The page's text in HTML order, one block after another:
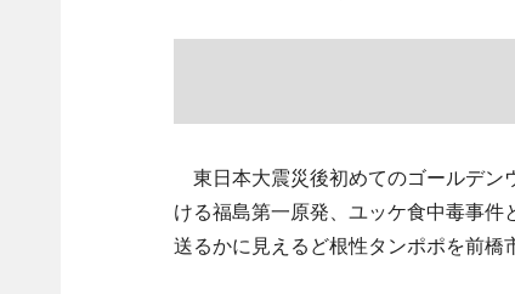
東日本大震災後初めてのゴールデン
ける福島第一原発、ユッケ食中毒事
送るかに見えるど根性タンポポを前橋